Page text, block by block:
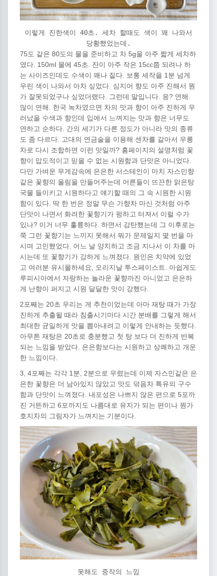
이렇게 진한색이 40초. 세차 할때도 색이 꽤 나와서
당황했었는데.
75도 같은 80도의 물을 준비하고 차 5g을 아주 짧게 세차하
였다. 150ml 물에 45초. 잔이 아주 작은 15cc쯤 되려나 하
는 사이즈인데도 수색이 꽤나 짙다. 보통 세작을 1분 넘게
우린 색이 나와서 아차 싶었다. 심지어 향도 아주 진해서 뭔
가 잘못되었구나 싶었더랬다. 그런데 말입니다. 응? 연해.
많이 연해. 한국 녹차였으면 차의 맛과 향이 아주 진하게 우
러났을 수색과 향인데 입에서 느껴지는 맛과 향은 너무도
연하고 순하다. 간의 세기가 다른 정도가 아니라 맛의 종류
도 좀 다르다. 고대의 연금술을 이용해 센차를 갈아서 우롱
차로 다시 조합하면 이런 맛일까? 홈페이지의 설명처럼 꽃
향이 압도적이고 믿을 수 없는 시원함과 단맛은 아니었다.
다만 가벼운 무게감속에 은은한 서스테인이 마치 자스민향
같은 꽃향의 울림을 만들어주는데 어른들이 뜨끈한 맑은탕
국물 들이키고 시원하다고 얘기할 때의 그 속 시원한 시원
함이 있다. 딱 한 번은 정말 무슨 가향차 마신 것처럼 아주
단맛이 나면서 화려한 꽃향기가 펑하고 터져서 이럴 수가
있나? 이거 너무 훌륭하다. 하면서 감탄했는데 그 이후로는
쭉 그런 꽃향기는 느끼지 못해서 뭐가 문제일지 몇 번을 마
시며 고민했었다. 어느 날 양치하고 조금 지나서 이 차를 마
시는데 또 꽃향기가 강하게 느껴졌다. 원인은 치약에 있었
고 여러분 유시몰하세요, 오리지날 투스페이스트. 아쉽게도
루피시아에서 자랑하는 놀라운 꽃향까진 아니었고 은은하
게 난향이 퍼지고 시원 달달한 맛이 강했다.
2포째는 20초 우리는 게 추천이었는데 아마 재탕 때가 가장
진하게 추출될 때라 침출시기마다 시간 분배를 그렇게 해서
최대한 균일하게 맛을 뽑아내려고 이렇게 안내하는 듯했다.
아무튼 재탕은 20초로 충분했고 첫 탕 보다 더 진하게 반복
되는 느낌을 받았다. 은은함보다는 시원하고 상쾌하고 개운
한 느낌이다.
3, 4포째는 각각 1분, 2분으로 우렸는데 이제 자스민같은 은
은한 꽃향은 더 남아있지 않았고 맛도 덖음차 특유의 구수
함과 단맛이 느껴졌다. 내포성은 나쁘지 않은 편으로 5포까
진 거뜬하고 6포까지도 나름대로 유지가 되는 편이나 뭔가
호지차의 그림자가 느껴지는 기분이다.
못해도 중작의 느낌